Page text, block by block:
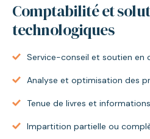
Comptabilité et
technologiques
Service-conseil et soutien en
Analyse et optimisation des
Tenue de livres et
Impartition partielle ou